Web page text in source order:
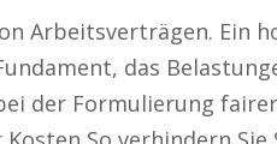
Arbeitsverträgen. Ein
das
der Formulierung